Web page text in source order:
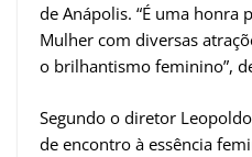
de Anápolis. “É uma honra
Mulher com diversas
o brilhantismo feminino”,
Segundo o diretor
de encontro à essência